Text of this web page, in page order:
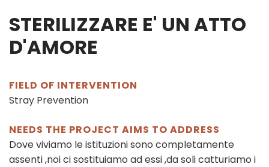
STERILIZZARE E' UN ATTO
D'AMORE
FIELD OF INTERVENTION
Stray Prevention
NEEDS THE PROJECT AIMS TO ADDRESS
Dove viviamo le istituzioni sono completamente
assenti ,noi ci sostituiamo ad essi ,da soli catturiamo i